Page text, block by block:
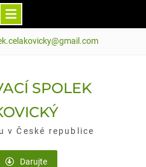
SPOLEK
v České republice
Darujte